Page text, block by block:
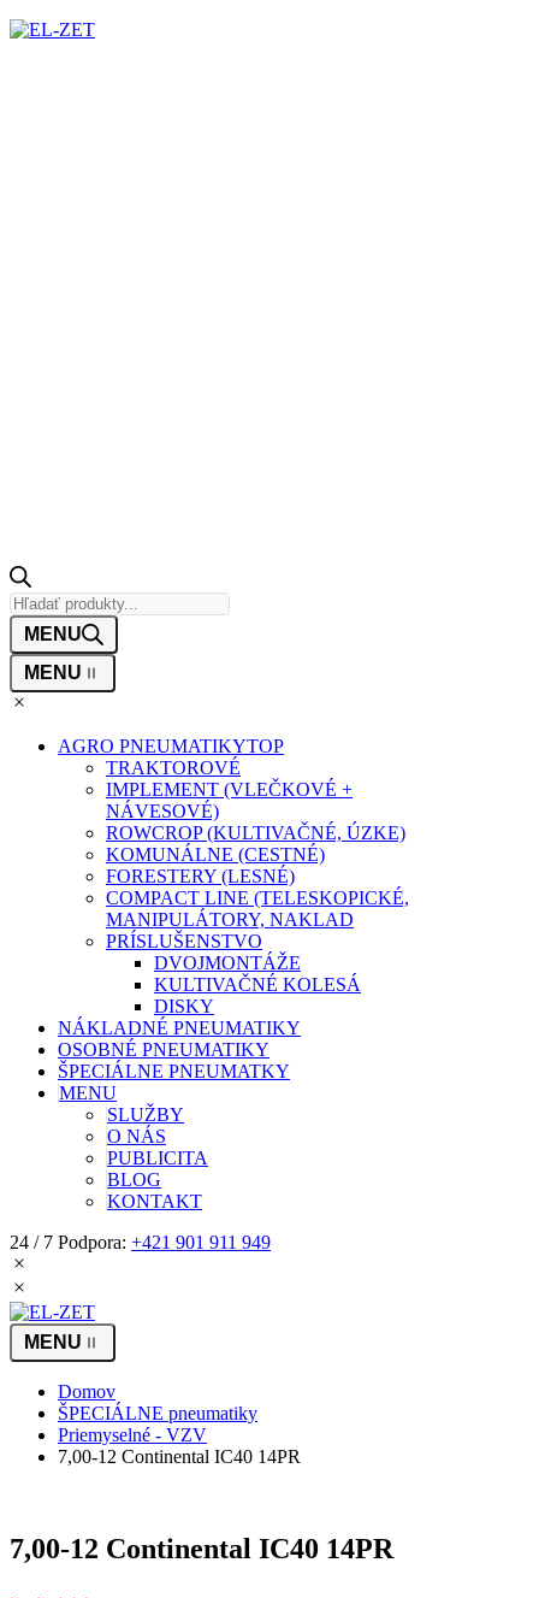
Products
search
AGRO PNEUMATIKYTOP
TRAKTOROVÉ
IMPLEMENT (VLEČKOVÉ +
NÁVESOVÉ)
ROWCROP (KULTIVAČNÉ, ÚZKE)
KOMUNÁLNE (CESTNÉ)
FORESTERY (LESNÉ)
COMPACT LINE (TELESKOPICKÉ,
MANIPULÁTORY, NAKLAD
PRÍSLUŠENSTVO
DVOJMONTÁŽE
KULTIVAČNÉ KOLESÁ
DISKY
NÁKLADNÉ PNEUMATIKY
OSOBNÉ PNEUMATIKY
ŠPECIÁLNE PNEUMATKY
MENU
SLUŽBY
O NÁS
PUBLICITA
BLOG
KONTAKT
24 / 7 Podpora: +421 901 911 949
Domov
ŠPECIÁLNE pneumatiky
Priemyselné - VZV
7,00-12 Continental IC40 14PR
7,00-12 Continental IC40 14PR